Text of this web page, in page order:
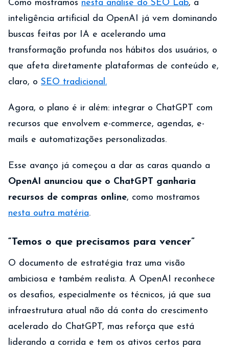
Como mostramos nesta análise do SEO Lab, a
inteligência artificial da OpenAI já vem dominando
buscas feitas por IA e acelerando uma
transformação profunda nos hábitos dos usuários, o
que afeta diretamente plataformas de conteúdo e,
claro, o SEO tradicional.
Agora, o plano é ir além: integrar o ChatGPT com
recursos que envolvem e-commerce, agendas, e-
mails e automatizações personalizadas.
Esse avanço já começou a dar as caras quando a
OpenAI anunciou que o ChatGPT ganharia
recursos de compras online, como mostramos
nesta outra matéria.
“Temos o que precisamos para vencer”
O documento de estratégia traz uma visão
ambiciosa e também realista. A OpenAI reconhece
os desafios, especialmente os técnicos, já que sua
infraestrutura atual não dá conta do crescimento
acelerado do ChatGPT, mas reforça que está
liderando a corrida e tem os ativos certos para